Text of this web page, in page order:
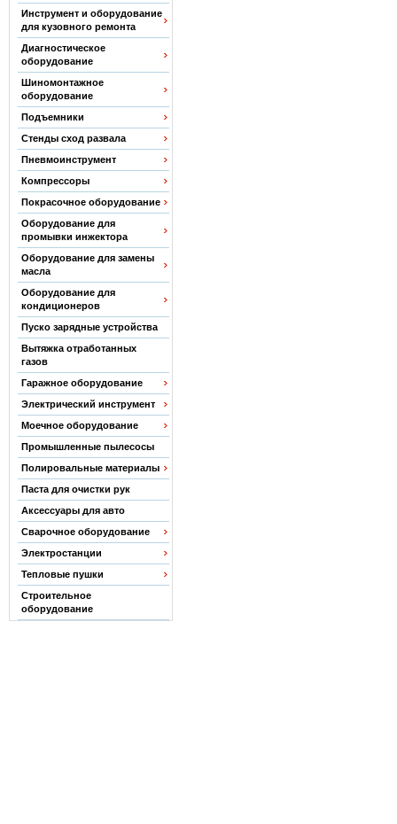
Инструмент и оборудование
для кузовного ремонта
Диагностическое
оборудование
Шиномонтажное
оборудование
Подъемники
Стенды сход развала
Пневмоинструмент
Компрессоры
Покрасочное оборудование
Оборудование для
промывки инжектора
Оборудование для замены
масла
Оборудование для
кондиционеров
Пуско зарядные устройства
Вытяжка отработанных
газов
Гаражное оборудование
Электрический инструмент
Моечное оборудование
Промышленные пылесосы
Полировальные материалы
Паста для очистки рук
Аксессуары для авто
Сварочное оборудование
Электростанции
Тепловые пушки
Строительное
оборудование